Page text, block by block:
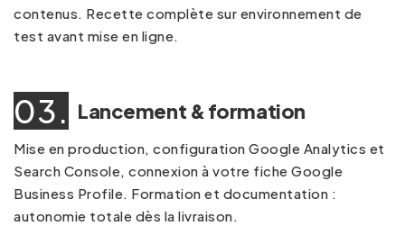
contenus. Recette complète sur environnement de
test avant mise en ligne.
03. Lancement & formation
Mise en production, configuration Google Analytics et
Search Console, connexion à votre fiche Google
Business Profile. Formation et documentation :
autonomie totale dès la livraison.